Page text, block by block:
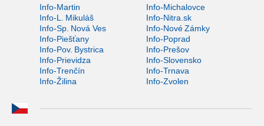
Info-Martin
Info-Michalovce
Info-L. Mikuláš
Info-Nitra.sk
Info-Sp. Nová Ves
Info-Nové Zámky
Info-Piešťany
Info-Poprad
Info-Pov. Bystrica
Info-Prešov
Info-Prievidza
Info-Slovensko
Info-Trenčín
Info-Trnava
Info-Žilina
Info-Zvolen